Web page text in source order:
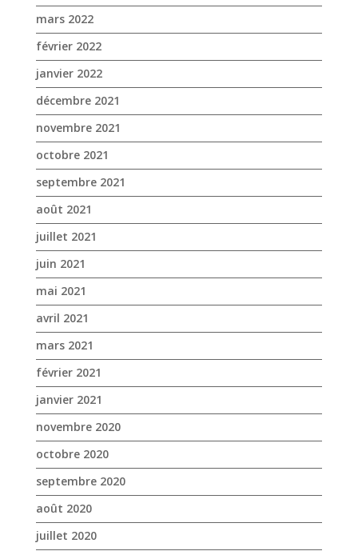
mars 2022
février 2022
janvier 2022
décembre 2021
novembre 2021
octobre 2021
septembre 2021
août 2021
juillet 2021
juin 2021
mai 2021
avril 2021
mars 2021
février 2021
janvier 2021
novembre 2020
octobre 2020
septembre 2020
août 2020
juillet 2020